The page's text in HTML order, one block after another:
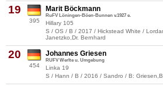
19
395
Marit Böckmann
RuFV Löningen-Böen-Bunnen v.1927 e.
Hillary 105
S / OS / B / 2017 / Hickstead White /
Janetzko,Dr. Bernhard
20
454
Johannes Griesen
RUFV Werlte u. Umgebung
Linka 19
S / Hann / B / 2016 / Sandro / B: